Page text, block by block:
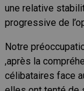
une relative
progressive de
Notre
,après la
célibataires face